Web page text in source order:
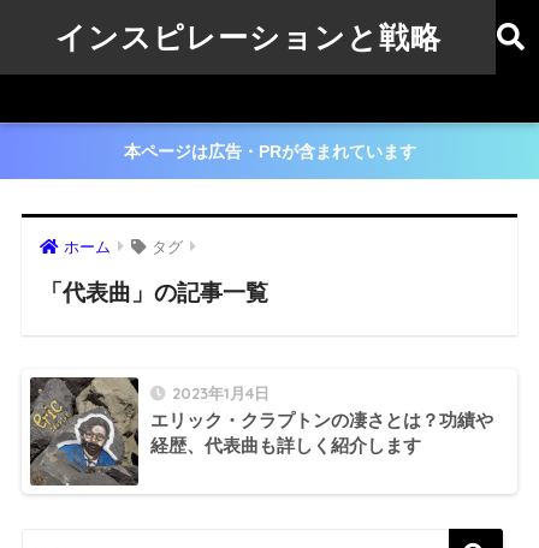
インスピレーションと戦略
本ページは広告・PRが含まれています
ホーム タグ
「代表曲」の記事一覧
2023年1月4日
エリック・クラプトンの凄さとは？功績や
経歴、代表曲も詳しく紹介します